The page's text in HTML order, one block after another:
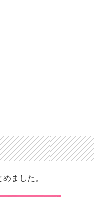
ました。